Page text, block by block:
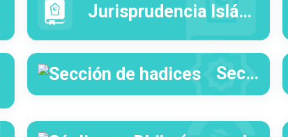
Jurisprudencia Islámica
Sección de hadices